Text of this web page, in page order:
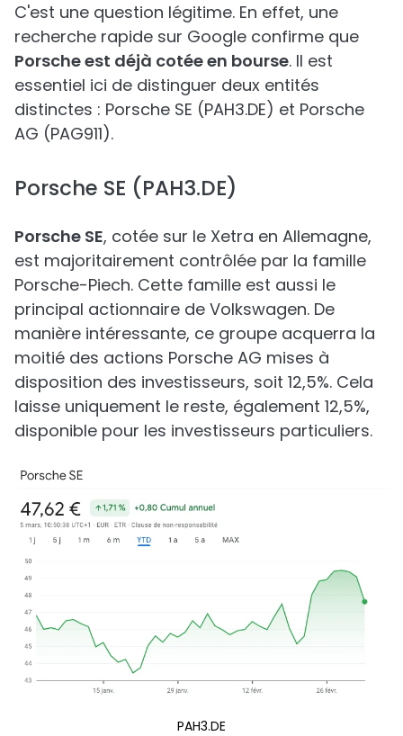
C'est une question légitime. En effet, une
recherche rapide sur Google confirme que
Porsche est déjà cotée en bourse. Il est
essentiel ici de distinguer deux entités
distinctes : Porsche SE (PAH3.DE) et Porsche
AG (PAG911).
Porsche SE (PAH3.DE)
Porsche SE, cotée sur le Xetra en Allemagne,
est majoritairement contrôlée par la famille
Porsche-Piech. Cette famille est aussi le
principal actionnaire de Volkswagen. De
manière intéressante, ce groupe acquerra la
moitié des actions Porsche AG mises à
disposition des investisseurs, soit 12,5%. Cela
laisse uniquement le reste, également 12,5%,
disponible pour les investisseurs particuliers.
PAH3.DE